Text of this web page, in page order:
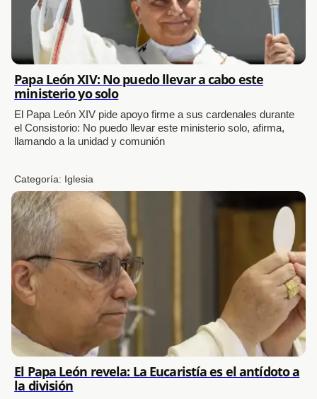
Papa León XIV: No puedo llevar a cabo este
ministerio yo solo
El Papa León XIV pide apoyo firme a sus cardenales durante
el Consistorio: No puedo llevar este ministerio solo, afirma,
llamando a la unidad y comunión
Categoría: Iglesia
El Papa León revela: La Eucaristía es el antídoto a
la división